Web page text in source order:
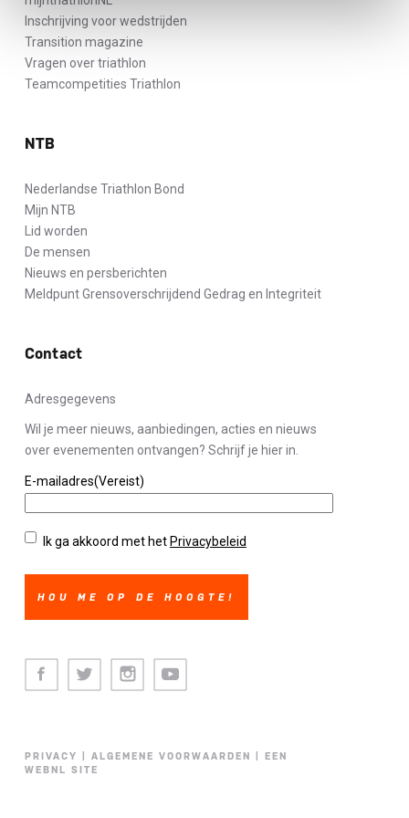
Inschrijving voor wedstrijden
Transition magazine
Vragen over triathlon
Teamcompetities Triathlon
NTB
Nederlandse Triathlon Bond
Mijn NTB
Lid worden
De mensen
Nieuws en persberichten
Meldpunt Grensoverschrijdend Gedrag en Integriteit
Contact
Adresgegevens
Wil je meer nieuws, aanbiedingen, acties en nieuws
over evenementen ontvangen? Schrijf je hier in.
E-mailadres(Vereist)
Privacybeleid(Vereist)
Ik ga akkoord met het Privacybeleid
PRIVACY ALGEMENE VOORWAARDEN
EEN
WEBNL SITE